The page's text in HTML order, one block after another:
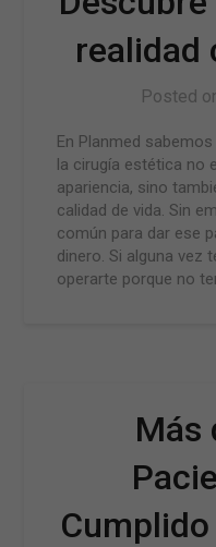
realidad
Posted
En Planmed
la cirugía estética no
apariencia, sino
calidad de vida. Sin
común para dar ese
dinero. Si alguna vez
operarte porque no
Más